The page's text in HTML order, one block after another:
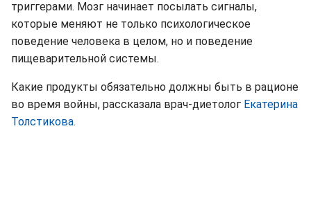
триггерами. Мозг начинает посылать сигналы,
которые меняют не только психологическое
поведение человека в целом, но и поведение
пищеварительной системы.
Какие продукты обязательно должны быть в рационе
во время войны, рассказала врач-диетолог Екатерина
Толстикова.